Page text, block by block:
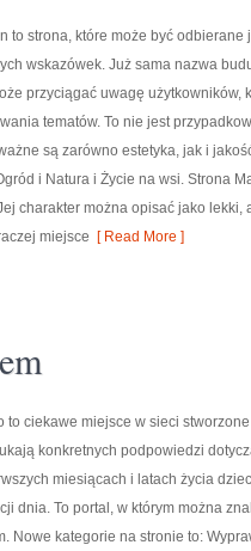
to strona, które może być
wskazówek. Już sama nazwa
przyciągać uwagę użytkowników,
tematów. To nie jest
są zarówno estetyka, jak i
i Natura i Życie na wsi. Strona
charakter można opisać jako
miejsce [ Read More ]
to ciekawe miejsce w sieci
konkretnych podpowiedzi
miesiącach i latach życia
dnia. To portal, w którym można
Nowe kategorie na stronie to: